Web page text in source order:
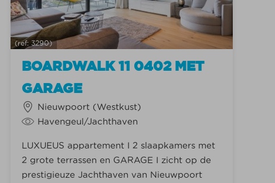
BOARDWALK 11 0402 MET
GARAGE
(ref: 3290)
Nieuwpoort (Westkust)
Havengeul/Jachthaven
LUXUEUS appartement I 2 slaapkamers met
2 grote terrassen en GARAGE I zicht op de
prestigieuze Jachthaven van Nieuwpoort